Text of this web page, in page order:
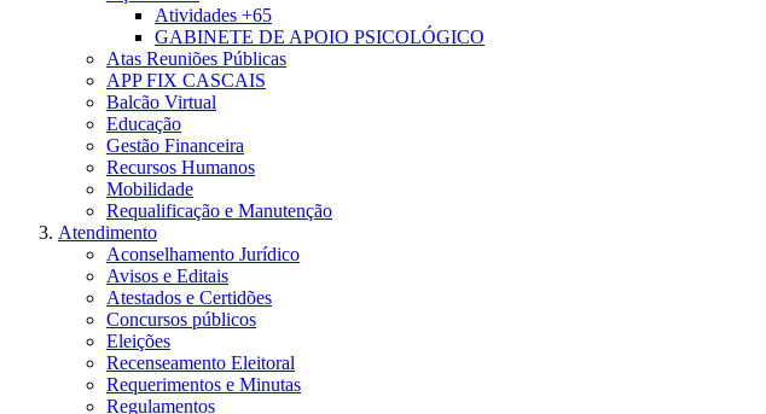
Atividades +65
GABINETE DE APOIO PSICOLÓGICO
Atas Reuniões Públicas
APP FIX CASCAIS
Balcão Virtual
Educação
Gestão Financeira
Recursos Humanos
Mobilidade
Requalificação e Manutenção
Atendimento
Aconselhamento Jurídico
Avisos e Editais
Atestados e Certidões
Concursos públicos
Eleições
Recenseamento Eleitoral
Requerimentos e Minutas
Regulamentos